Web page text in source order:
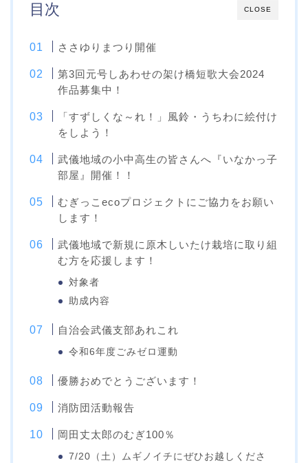
CLOSE
目次
ささゆりまつり開催
第3回元号しあわせの架け橋短歌大会2024
作品募集中！
「すずしくな～れ！」風鈴・うちわに絵付け
をしよう！
武儀地域の小中高生の皆さんへ『いなかっ子
部屋』開催！！
むぎっこecoプロジェクトにご協力をお願い
します！
武儀地域で新規に原木しいたけ栽培に取り組
む方を応援します！
対象者
助成内容
自治会武儀支部あれこれ
令和6年度ごみゼロ運動
優勝おめでとうございます！
消防団活動報告
岡田丈太郎のむぎ100％
7/20（土）ムギノイチにぜひお越しくださ